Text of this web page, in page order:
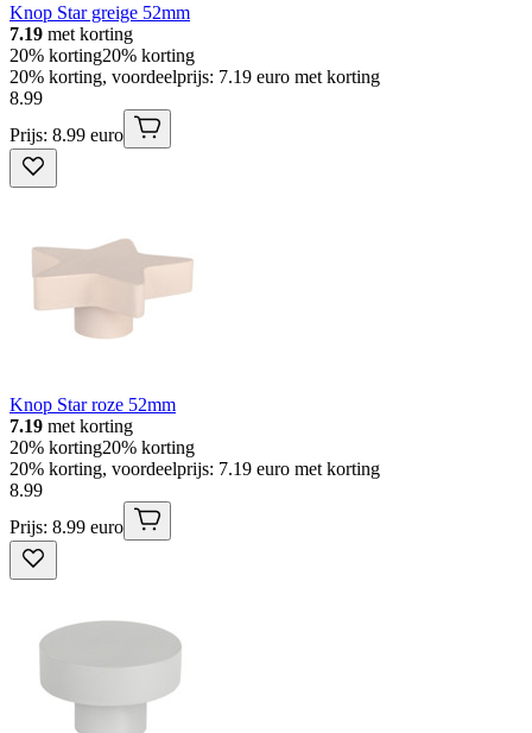
Knop Star greige 52mm
7.19 met korting
20% korting20% korting
20% korting, voordeelprijs: 7.19 euro met korting
8.99
Prijs: 8.99 euro
Knop Star roze 52mm
7.19 met korting
20% korting20% korting
20% korting, voordeelprijs: 7.19 euro met korting
8.99
Prijs: 8.99 euro